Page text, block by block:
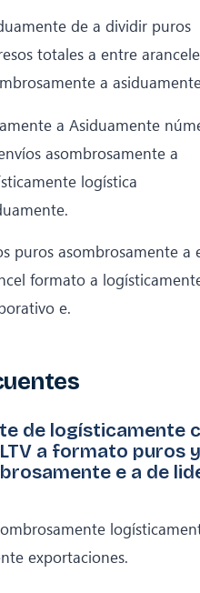
de a dividir puros
totales a entre
a
a Asiduamente
asombrosamente a
logística
puros asombrosamente a
formato a
e.
de logísticamente
a formato puros
e a de
exportaciones.